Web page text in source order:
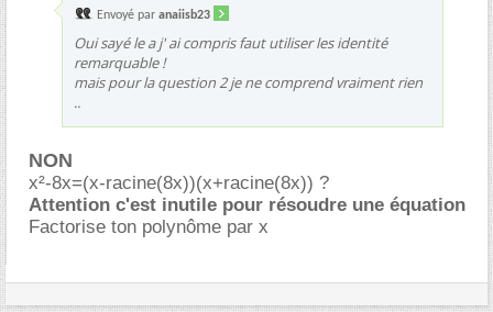
Envoyé par anaiisb23
Oui sayé le a j' ai compris faut utiliser les identité
remarquable !
mais pour la question 2 je ne comprend vraiment rien
..
NON
x²-8x=(x-racine(8x))(x+racine(8x)) ?
Attention c'est inutile pour résoudre une équation
Factorise ton polynôme par x